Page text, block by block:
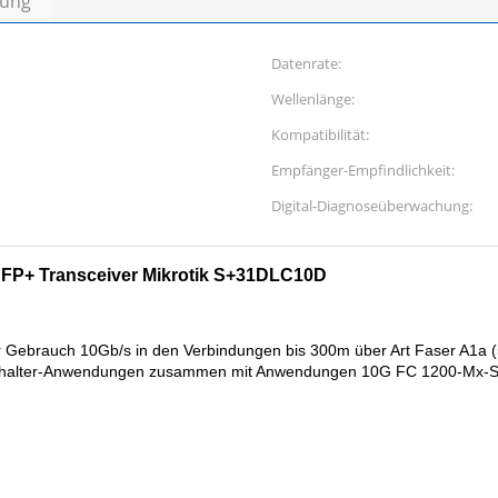
Datenrate:
Wellenlänge:
Kompatibilität:
Empfänger-Empfindlichkeit:
Digital-Diagnoseüberwachung:
Transceiver Mikrotik S+31DLC10D
10Gb/s in den Verbindungen bis 300m über Art Faser
Anwendungen zusammen mit Anwendungen 10G FC 1200-